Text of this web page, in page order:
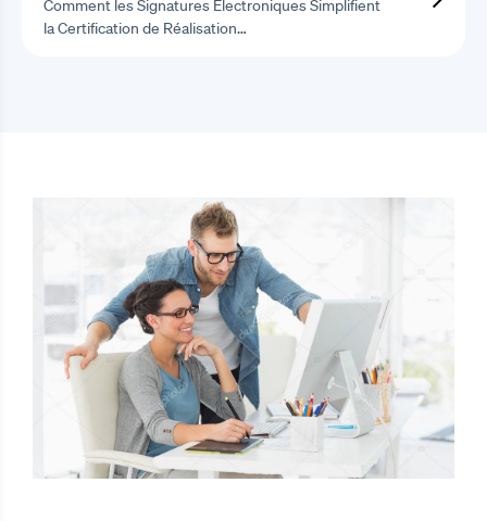
Comment les Signatures Électroniques Simplifient
la Certification de Réalisation…